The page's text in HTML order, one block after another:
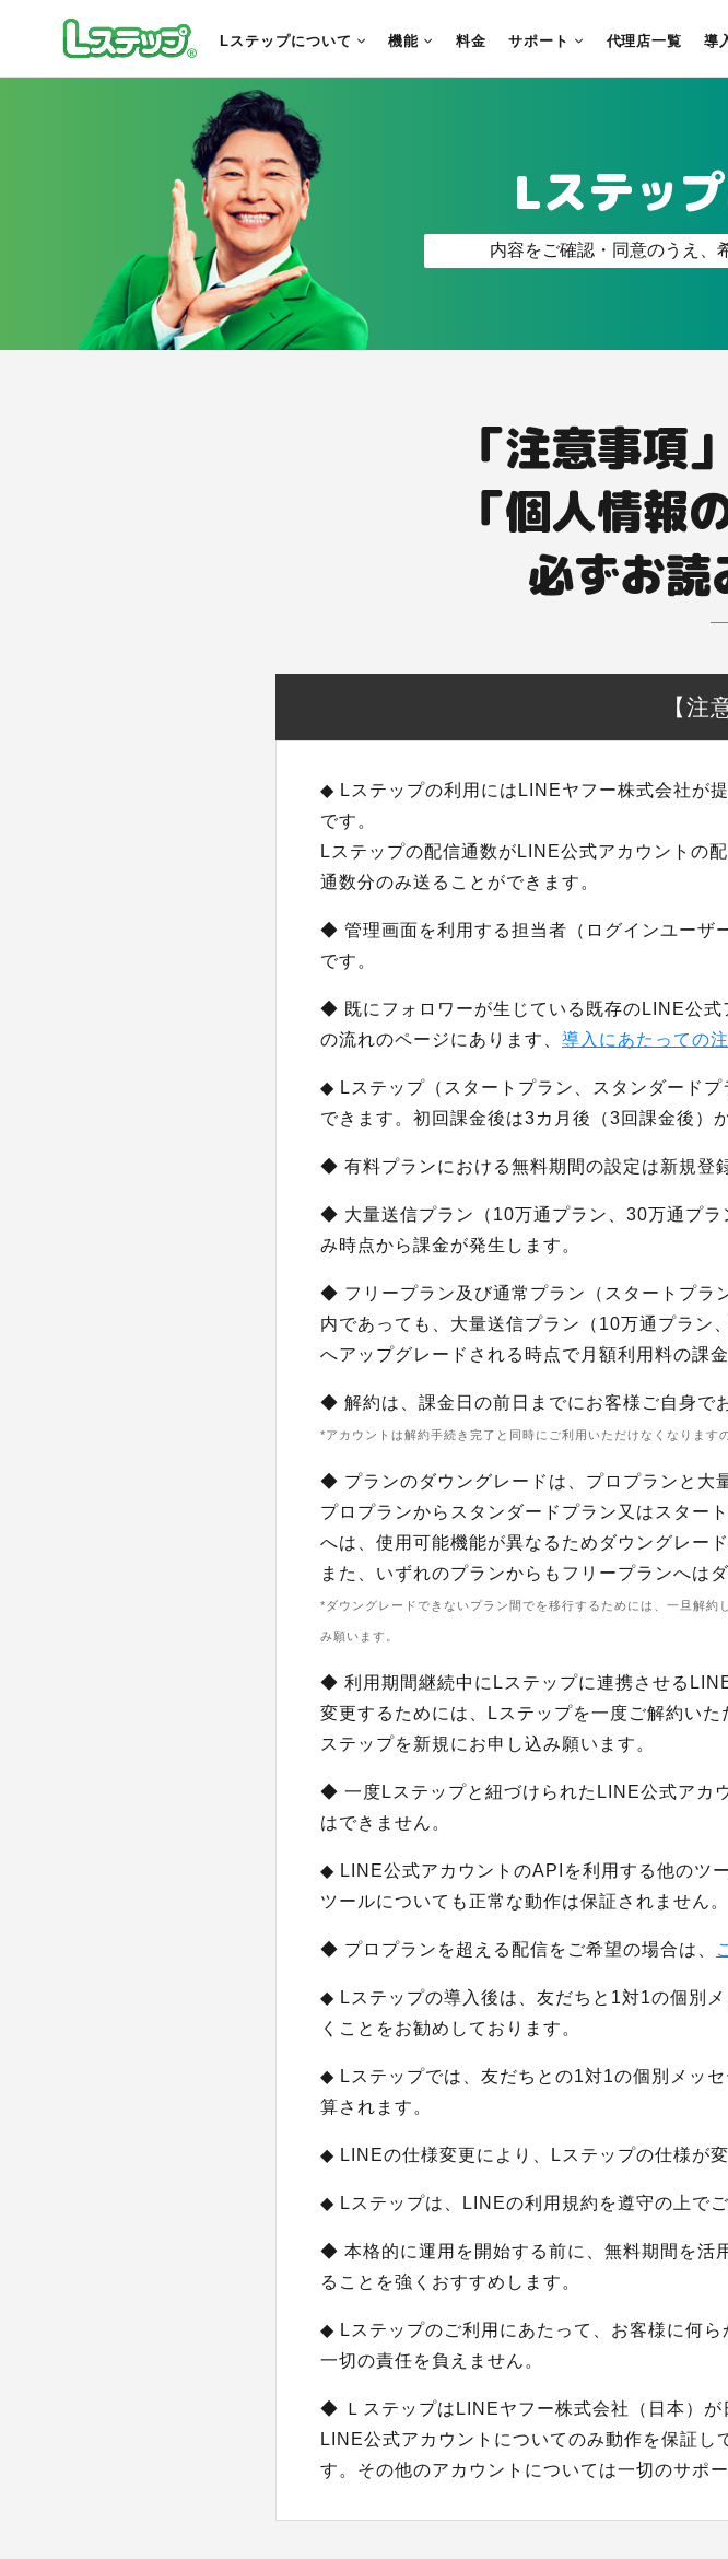
Lステップについて 機能 料金 サポート 代理店一覧 導
Lステッ
内容をご確認・同意のうえ、
「注意事項
「個人情報
必ずお読
【注
◆ Lステップの利用にはLINEヤフー株式会社が
です。
Lステップの配信通数がLINE公式アカウントの
通数分のみ送ることができます。
◆ 管理画面を利用する担当者（ログインユーザ
です。
◆ 既にフォロワーが生じている既存のLINE公式
の流れのページにあります、 導入にあたっての
◆ Lステップ（スタートプラン、スタンダード
できます。初回課金後は3カ月後（3回課金後）
◆ 有料プランにおける無料期間の設定は新規登
◆ 大量送信プラン（10万通プラン、30万通プ
み時点から課金が発生します。
◆ フリープラン及び通常プラン（スタートプラ
内であっても、大量送信プラン（10万通プラン
へアップグレードされる時点で月額利用料の課金
◆ 解約は、課金日の前日までにお客様ご自身で
*アカウントは解約手続き完了と同時にご利用いただけなくなります
◆ プランのダウングレードは、プロプランと大
プロプランからスタンダードプラン又はスター
へは、使用可能機能が異なるためダウングレード
また、いずれのプランからもフリープランへは
*ダウングレードできないプラン間でを移行するためには、一旦解
み願います。
◆ 利用期間継続中にLステップに連携させる
変更するためには、Lステップを一度ご解約い
ステップを新規にお申し込み願います。
◆ 一度Lステップと紐づけられたLINE公式アカ
はできません。
◆ LINE公式アカウントのAPIを利用する他のツ
ツールについても正常な動作は保証されません。
◆ プロプランを超える配信をご希望の場合は、
◆ Lステップの導入後は、友だちと1対1の個別
くことをお勧めしております。
◆ Lステップでは、友だちとの1対1の個別メッ
算されます。
◆ LINEの仕様変更により、Lステップの仕様が
◆ Lステップは、LINEの利用規約を遵守の上でご
◆ 本格的に運用を開始する前に、無料期間を活
ることを強くおすすめします。
◆ Lステップのご利用にあたって、お客様に何
一切の責任を負えません。
◆ ＬステップはLINEヤフー株式会社（日本）が
LINE公式アカウントについてのみ動作を保証し
す。その他のアカウントについては一切のサポ